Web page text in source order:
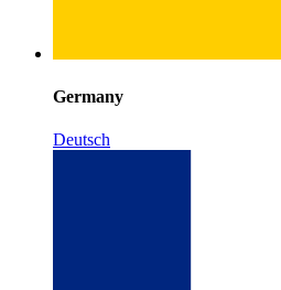
Germany
Deutsch